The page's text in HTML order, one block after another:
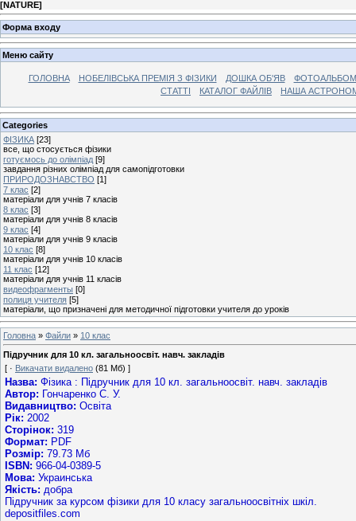
[NATURE]
Форма входу
Меню сайту
ГОЛОВНА НОБЕЛІВСЬКА ПРЕМІЯ З ФІЗИКИ ДОШКА ОБ'ЯВ
СТАТТІ
КАТАЛОГ ФАЙЛІВ НАША
Categories
ФІЗИКА [23]
все, що стосується фізики
готуємось до олімпіад [9]
завдання різних олімпіад для самопідготовки
ПРИРОДОЗНАВСТВО [1]
7 клас [2]
матеріали для учнів 7 класів
8 клас [3]
матеріали для учнів 8 класів
9 клас [4]
матеріали для учнів 9 класів
10 клас [8]
матеріали для учнів 10 класів
11 клас [12]
матеріали для учнів 11 класів
видеофрагменты [0]
полиця учителя [5]
матеріали, що призначені для методичної підготовки учителя до уроків
Головна » Файли » 10 клас
Підручник для 10 кл. загальноосвіт. навч. закладів
[ · Викачати видалено (81 Мб) ]
Назва: Фізика : Підручник для 10 кл. загальноосвіт. навч. закладів
Автор: Гончаренко С. У.
Видавництво: Освіта
Рік: 2002
Сторінок: 319
Формат: PDF
Розмір: 79.73 Мб
ISBN: 966-04-0389-5
Мова: Украинська
Якість: добра
Підручник за курсом фізики для 10 класу загальноосвітніх шкіл.
depositfiles.com